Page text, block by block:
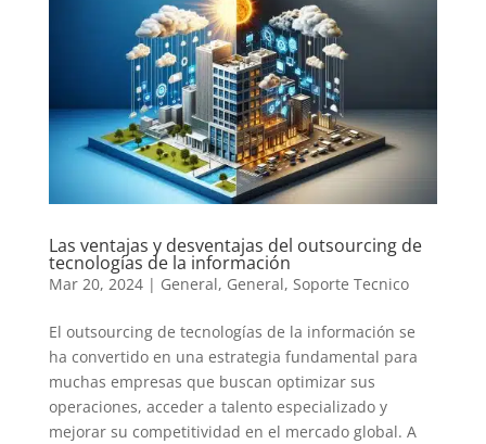
Las ventajas y desventajas del outsourcing de
tecnologías de la información
Mar 20, 2024| General, General, Soporte Tecnico
El outsourcing de tecnologías de la información se
ha convertido en una estrategia fundamental para
muchas empresas que buscan optimizar sus
operaciones, acceder a talento especializado y
mejorar su competitividad en el mercado global. A